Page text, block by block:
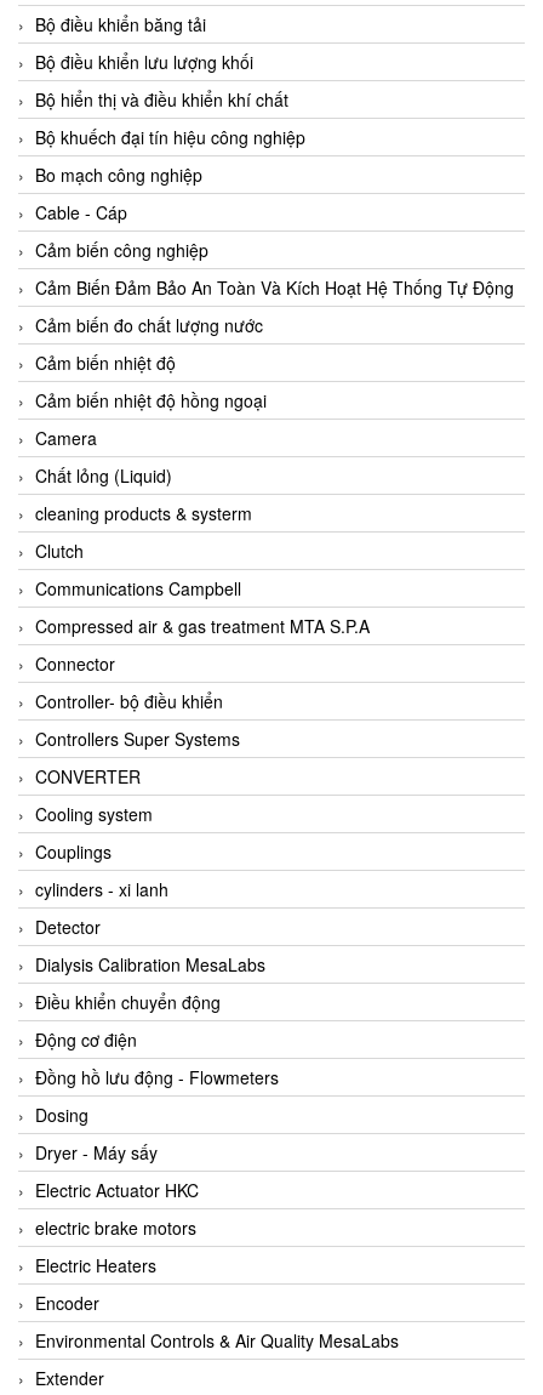
Advanced Energy Vietnam
Advantech Vietnam
Agate Vietnam
AGR International Vietnam
Aichi Tokei Denki Vietnam
Aii Vietnam
AIKOH
AINUO Vietnam
AIR MAJOR
Aira Euro Automation
Airtac Vietnam
Airtec Vietnam
AI-Tek Vietnam
Akerstroms Viet Nam
AKO Armaturen & Separationstechnik
AKO Armaturen & Separationstechnik Vietnam
AKUSENSE
ALA OFFICINE SPA
Albrecht-Automatik Viet Nam
Allen Bradley Vietnam
Alpha Moisture Vietnam
Alpha-Achem Vietnam
Alphino
ALRE-IT Vietnam
Altech
Amarillo Gear
Ametek
AMPTRON Vietnam
AND Vietnam
ANDERSON-NEGELE
ANDILOG Technologies Vietnam
Anritsu
ANTEC S.A
Antico pumps
Anybus/ HMS
AOBEN
Apex Dynamics Vietnam
Bộ điều khiển băng tải
Bộ điều khiển lưu lượng khối
Bộ hiển thị và điều khiển khí chất
Bộ khuếch đại tín hiệu công nghiệp
Bo mạch công nghiệp
Cable - Cáp
Cảm biến công nghiệp
Cảm Biến Đảm Bảo An Toàn Và Kích Hoạt Hệ Thống Tự Động
Cảm biến đo chất lượng nước
Cảm biến nhiệt độ
Cảm biến nhiệt độ hồng ngoại
Camera
Chất lỏng (Liquid)
cleaning products & systerm
Clutch
Communications Campbell
Compressed air & gas treatment MTA S.P.A
Connector
Controller- bộ điều khiển
Controllers Super Systems
CONVERTER
Cooling system
Couplings
cylinders - xi lanh
Detector
Dialysis Calibration MesaLabs
Điều khiển chuyển động
Động cơ điện
Đồng hồ lưu động - Flowmeters
Dosing
Dryer - Máy sấy
Electric Actuator HKC
electric brake motors
Electric Heaters
Encoder
Environmental Controls & Air Quality MesaLabs
Extender